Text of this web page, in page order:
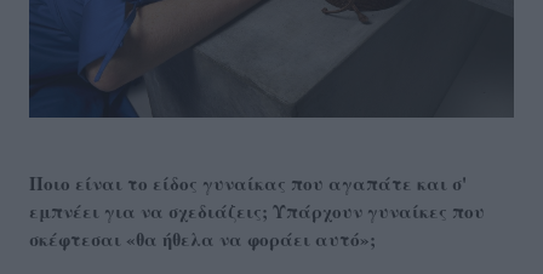
Ποιο είναι το είδος γυναίκας που αγαπάτε και σ'
εμπνέει για να σχεδιάζεις; Υπάρχουν γυναίκες που
σκέφτεσαι «θα ήθελα να φοράει αυτό»;